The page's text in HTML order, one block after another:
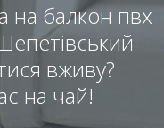
на балкон пвх
вживу?
на чай!